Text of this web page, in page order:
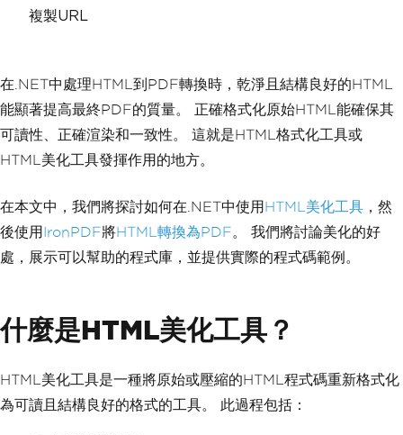
複製URL
在.NET中處理HTML到PDF轉換時，乾淨且結構良好的HTML
能顯著提高最終PDF的質量。 正確格式化原始HTML能確保其
可讀性、正確渲染和一致性。 這就是HTML格式化工具或
HTML美化工具發揮作用的地方。
在本文中，我們將探討如何在.NET中使用 HTML美化工具 ，然
後使用 IronPDF將HTML轉換為PDF。 我們將討論美化的好
處，展示可以幫助的程式庫，並提供實際的程式碼範例。
什麼是HTML美化工具？
HTML美化工具是一種將原始或壓縮的HTML程式碼重新格式化
為可讀且結構良好的格式的工具。 此過程包括：